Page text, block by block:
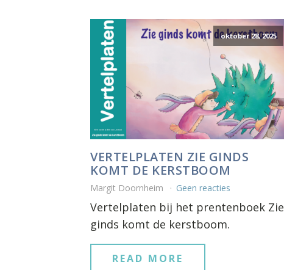
oktober 28, 2025
VERTELPLATEN ZIE GINDS
KOMT DE KERSTBOOM
Margit Doornheim Geen reacties
Vertelplaten bij het prentenboek Zie
ginds komt de kerstboom.
READ MORE